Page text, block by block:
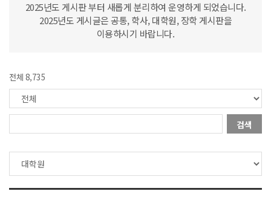
2025년도 게시판 부터 새롭게 분리하여 운영하게 되었습니다.
2025년도 게시글은 공통, 학사, 대학원, 장학 게시판을
이용하시기 바랍니다.
전체 8,735
검색